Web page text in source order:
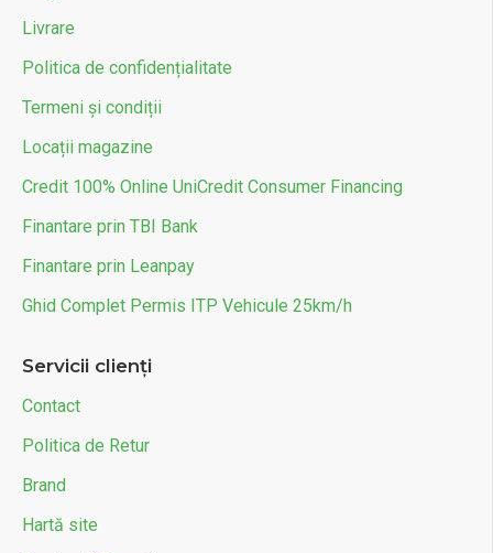
Livrare
Politica de confidențialitate
Termeni și condiții
Locații magazine
Credit 100% Online UniCredit Consumer Financing
Finantare prin TBI Bank
Finantare prin Leanpay
Ghid Complet Permis ITP Vehicule 25km/h
Servicii clienți
Contact
Politica de Retur
Brand
Hartă site